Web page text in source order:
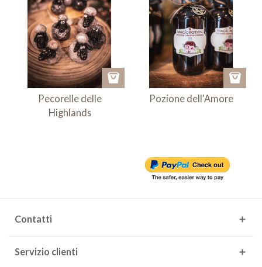
Pecorelle delle
Highlands
Pozione dell'Amore
Contatti
Servizio clienti